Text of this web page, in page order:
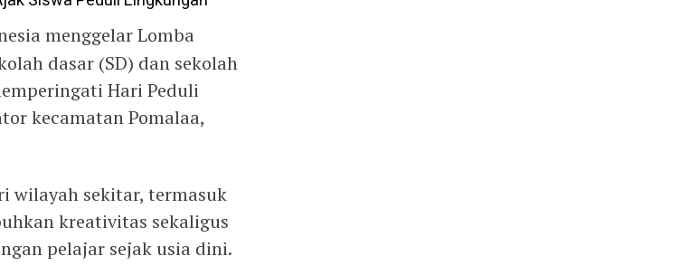
menggelar Lomba
dasar (SD) dan sekolah
Hari Peduli
kecamatan Pomalaa,
wilayah sekitar, termasuk
kreativitas sekaligus
pelajar sejak usia dini.